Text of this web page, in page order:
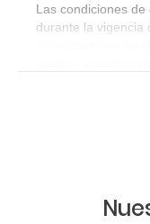
Las condiciones
durante la vigencia